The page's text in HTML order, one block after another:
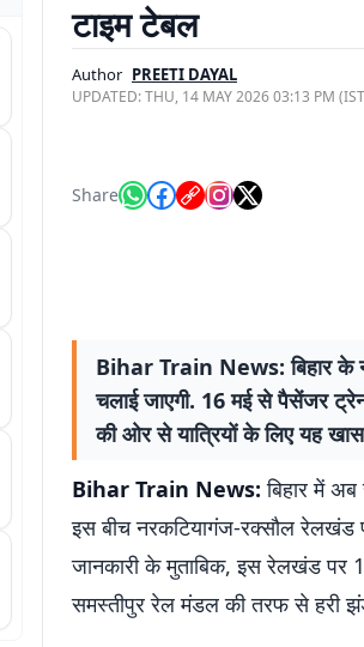
टाइम टेबल
Author PREETI DAYAL
UPDATED:THU, 14 MAY 2026 03:13 PM
Share
Bihar Train News: बिहार के
चलाई जाएगी. 16 मई से पैसेंजर
की ओर से यात्रियों के लिए यह खास
Bihar Train News: बिहार में
इस बीच नरकटियागंज-रक्सौल रेलखंड
जानकारी के मुताबिक, इस रेलखंड पर
समस्तीपुर रेल मंडल की तरफ से हरी